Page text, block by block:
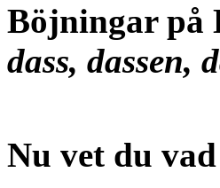
Böjningar på
dass, dassen,
Nu vet du vad